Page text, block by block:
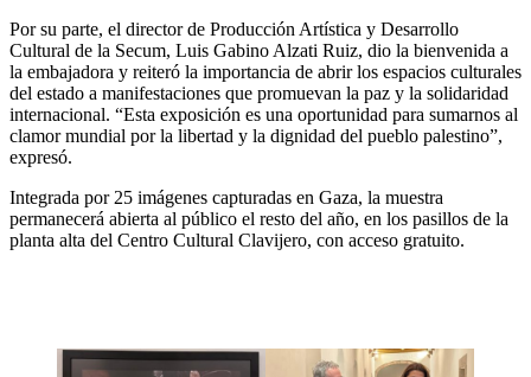
Por su parte, el director de Producción Artística y Desarrollo
Cultural de la Secum, Luis Gabino Alzati Ruiz, dio la bienvenida a
la embajadora y reiteró la importancia de abrir los espacios culturales
del estado a manifestaciones que promuevan la paz y la solidaridad
internacional. “Esta exposición es una oportunidad para sumarnos al
clamor mundial por la libertad y la dignidad del pueblo palestino”,
expresó.
Integrada por 25 imágenes capturadas en Gaza, la muestra
permanecerá abierta al público el resto del año, en los pasillos de la
planta alta del Centro Cultural Clavijero, con acceso gratuito.